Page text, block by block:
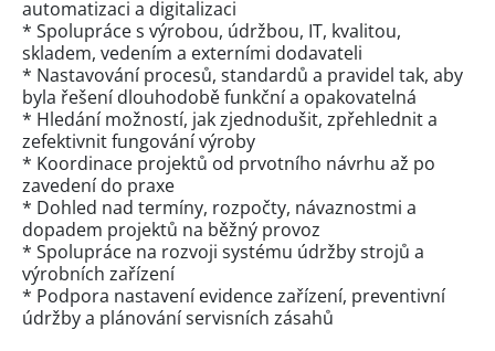
automatizaci a digitalizaci
* Spolupráce s výrobou, údržbou, IT, kvalitou,
skladem, vedením a externími dodavateli
* Nastavování procesů, standardů a pravidel tak, aby
byla řešení dlouhodobě funkční a opakovatelná
* Hledání možností, jak zjednodušit, zpřehlednit a
zefektivnit fungování výroby
* Koordinace projektů od prvotního návrhu až po
zavedení do praxe
* Dohled nad termíny, rozpočty, návaznostmi a
dopadem projektů na běžný provoz
* Spolupráce na rozvoji systému údržby strojů a
výrobních zařízení
* Podpora nastavení evidence zařízení, preventivní
údržby a plánování servisních zásahů